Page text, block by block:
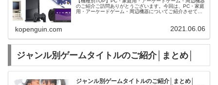
のご紹介ご訪問ありがとうございます。今回は、PC・家庭
用・アーケードゲーム・周辺機器についてご紹介させて頂
kopenguin.com 2021.06.06
ジャンル別ゲームタイトルのご紹介│まとめ│
ジャンル別ゲームタイトルのご紹介│まとめ│